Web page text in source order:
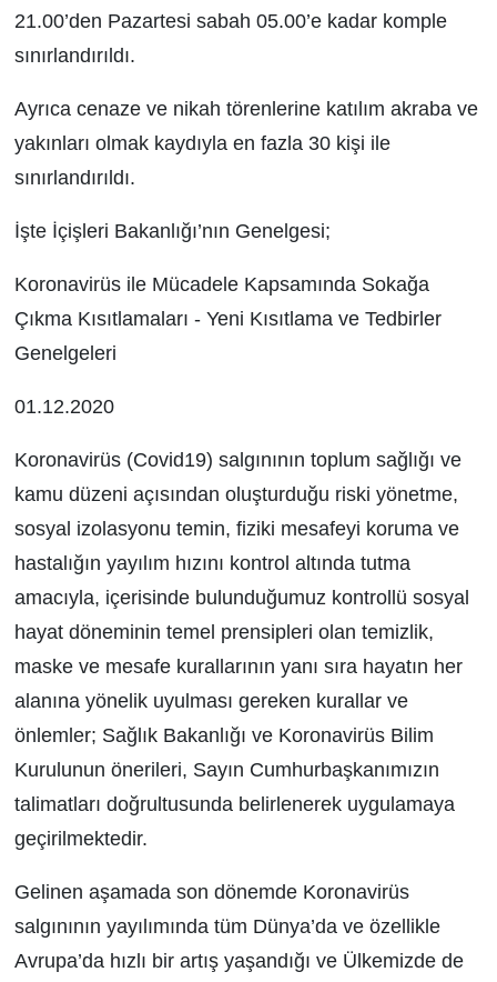
21.00’den Pazartesi sabah 05.00’e kadar komple
sınırlandırıldı.
Ayrıca cenaze ve nikah törenlerine katılım akraba ve
yakınları olmak kaydıyla en fazla 30 kişi ile
sınırlandırıldı.
İşte İçişleri Bakanlığı’nın Genelgesi;
Koronavirüs ile Mücadele Kapsamında Sokağa
Çıkma Kısıtlamaları - Yeni Kısıtlama ve Tedbirler
Genelgeleri
01.12.2020
Koronavirüs (Covid­19) salgınının toplum sağlığı ve
kamu düzeni açısından oluşturduğu riski yönetme,
sosyal izolasyonu temin, fiziki mesafeyi koruma ve
hastalığın yayılım hızını kontrol altında tutma
amacıyla, içerisinde bulunduğumuz kontrollü sosyal
hayat döneminin temel prensipleri olan temizlik,
maske ve mesafe kurallarının yanı sıra hayatın her
alanına yönelik uyulması gereken kurallar ve
önlemler; Sağlık Bakanlığı ve Koronavirüs Bilim
Kurulunun önerileri, Sayın Cumhurbaşkanımızın
talimatları doğrultusunda belirlenerek uygulamaya
geçirilmektedir.
Gelinen aşamada son dönemde Koronavirüs
salgınının yayılımında tüm Dünya’da ve özellikle
Avrupa’da hızlı bir artış yaşandığı ve Ülkemizde de